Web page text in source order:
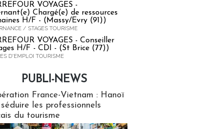
VOYAGES -
Chargé(e) de ressources
H/F - (Massy/Evry (91))
/ STAGES TOURISME
VOYAGES - Conseiller
H/F - CDI - (St Brice (77))
D'EMPLOI TOURISME
PUBLI-NEWS
France-Vietnam : Hanoï
les professionnels
du tourisme